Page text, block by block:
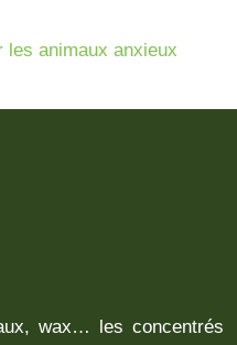
les animaux anxieux
wax… les concentrés